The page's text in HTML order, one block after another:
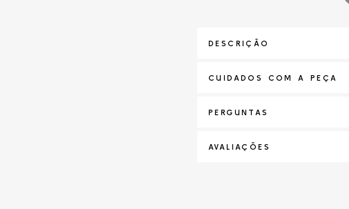
DESCRIÇÃO
CUIDADOS COM A PEÇA
PERGUNTAS
AVALIAÇÕES